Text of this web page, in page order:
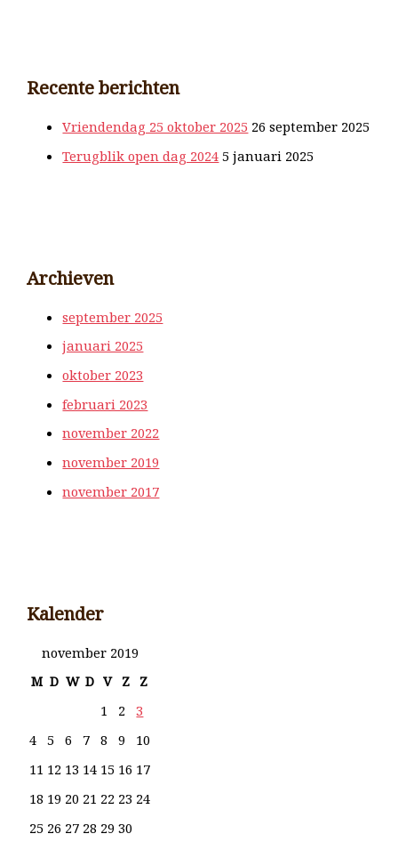
Recente berichten
Vriendendag 25 oktober 2025 26 september 2025
Terugblik open dag 2024 5 januari 2025
Archieven
september 2025
januari 2025
oktober 2023
februari 2023
november 2022
november 2019
november 2017
Kalender
november 2019
M D W D V Z
Z
1
2
3
4
5 6 7 8 9
10
11 12 13 14 15 16 17
18 19 20 21 22 23 24
25 26 27 28 29 30